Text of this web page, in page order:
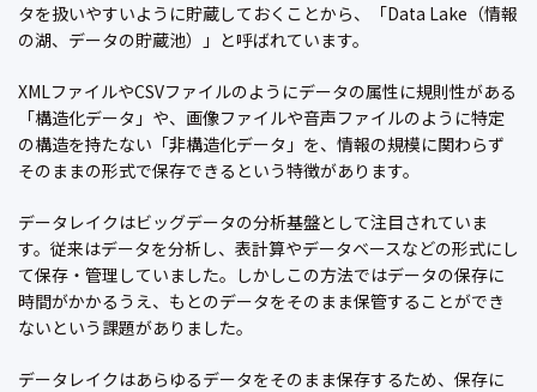
タを扱いやすいように貯蔵しておくことから、「Data Lake（情報
の湖、データの貯蔵池）」と呼ばれています。
XMLファイルやCSVファイルのようにデータの属性に規則性がある
「構造化データ」や、画像ファイルや音声ファイルのように特定
の構造を持たない「非構造化データ」を、情報の規模に関わらず
そのままの形式で保存できるという特徴があります。
データレイクはビッグデータの分析基盤として注目されていま
す。従来はデータを分析し、表計算やデータベースなどの形式にし
て保存・管理していました。しかしこの方法ではデータの保存に
時間がかかるうえ、もとのデータをそのまま保管することができ
ないという課題がありました。
データレイクはあらゆるデータをそのまま保存するため、保存に